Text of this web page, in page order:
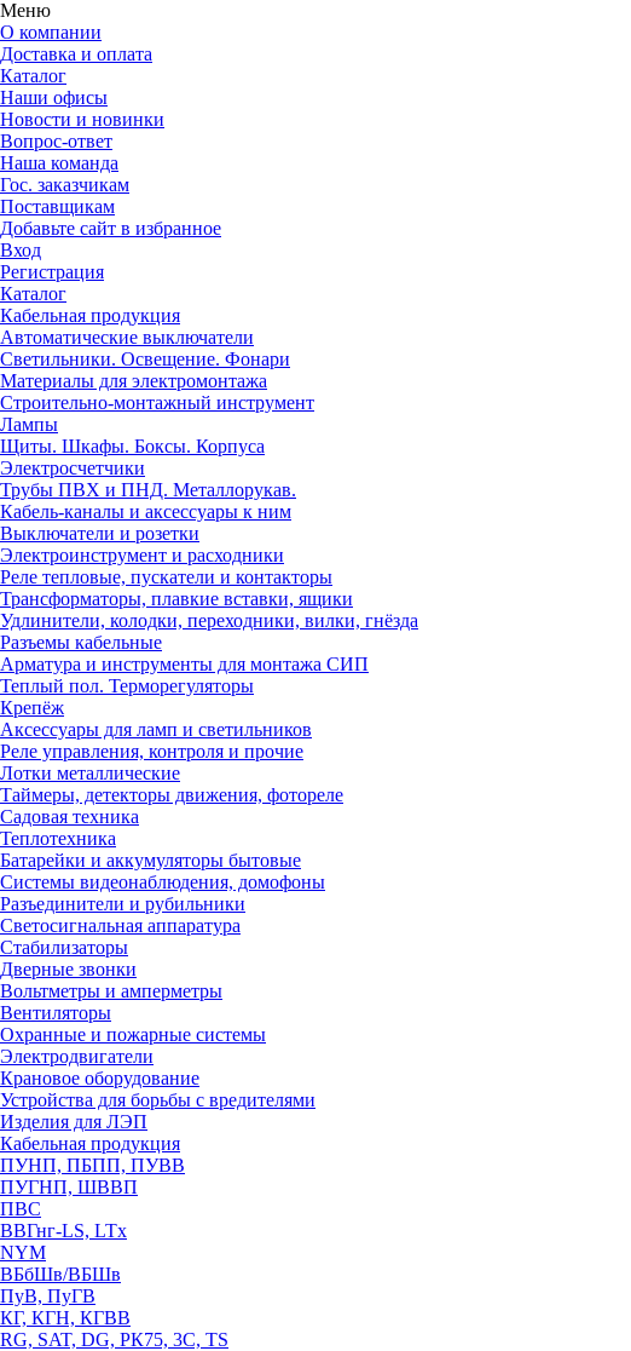
Меню
О компании
Доставка и оплата
Каталог
Наши офисы
Новости и новинки
Вопрос-ответ
Наша команда
Гос. заказчикам
Поставщикам
Добавьте сайт в избранное
Вход
Регистрация
Каталог
Кабельная продукция
Автоматические выключатели
Светильники. Освещение. Фонари
Материалы для электромонтажа
Строительно-монтажный инструмент
Лампы
Щиты. Шкафы. Боксы. Корпуса
Электросчетчики
Трубы ПВХ и ПНД. Металлорукав.
Кабель-каналы и аксессуары к ним
Выключатели и розетки
Электроинструмент и расходники
Реле тепловые, пускатели и контакторы
Трансформаторы, плавкие вставки, ящики
Удлинители, колодки, переходники, вилки, гнёзда
Разъемы кабельные
Арматура и инструменты для монтажа СИП
Теплый пол. Терморегуляторы
Крепёж
Аксессуары для ламп и светильников
Реле управления, контроля и прочие
Лотки металлические
Таймеры, детекторы движения, фотореле
Садовая техника
Теплотехника
Батарейки и аккумуляторы бытовые
Системы видеонаблюдения, домофоны
Разъединители и рубильники
Светосигнальная аппаратура
Стабилизаторы
Дверные звонки
Вольтметры и амперметры
Вентиляторы
Охранные и пожарные системы
Электродвигатели
Крановое оборудование
Устройства для борьбы с вредителями
Изделия для ЛЭП
Кабельная продукция
ПУНП, ПБПП, ПУВВ
ПУГНП, ШВВП
ПВС
ВВГнг-LS, LTx
NYM
ВБбШв/ВБШв
ПуВ, ПуГВ
КГ, КГН, КГВВ
RG, SAT, DG, РК75, 3С, TS